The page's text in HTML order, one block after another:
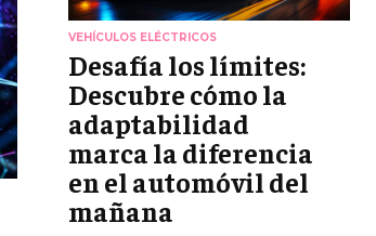
VEHÍCULOS ELÉCTRICOS
Desafía los límites:
Descubre cómo la
adaptabilidad
marca la diferencia
en el automóvil del
mañana